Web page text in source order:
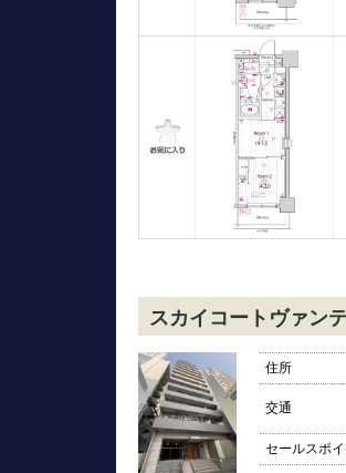
スカイコートヴァン
住所
交通
セールスポ